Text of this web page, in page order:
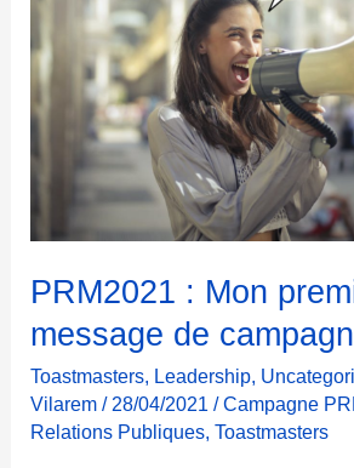
c
é
a
e
l
a
t
PRM2021 : Mon
message de
Toastmasters, Leadership,
Vilarem/ 28/04/2021/Campagne
Relations Publiques,Toastmasters